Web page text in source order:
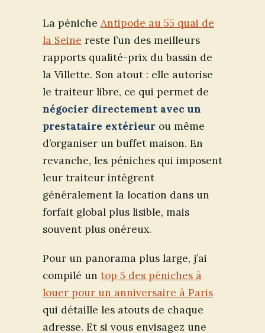
La péniche Antipode au 55 quai de
la Seine reste l’un des meilleurs
rapports qualité-prix du bassin de
la Villette. Son atout : elle autorise
le traiteur libre, ce qui permet de
négocier directement avec un
prestataire extérieur ou même
d’organiser un buffet maison. En
revanche, les péniches qui imposent
leur traiteur intègrent
généralement la location dans un
forfait global plus lisible, mais
souvent plus onéreux.
Pour un panorama plus large, j’ai
compilé un top 5 des péniches à
louer pour un anniversaire à Paris
qui détaille les atouts de chaque
adresse. Et si vous envisagez une